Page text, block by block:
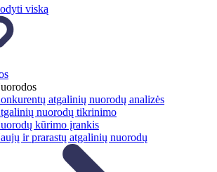
viską
atgalinių nuorodų analizės
nuorodų tikrinimo
kūrimo įrankis
ir prarastų atgalinių nuorodų